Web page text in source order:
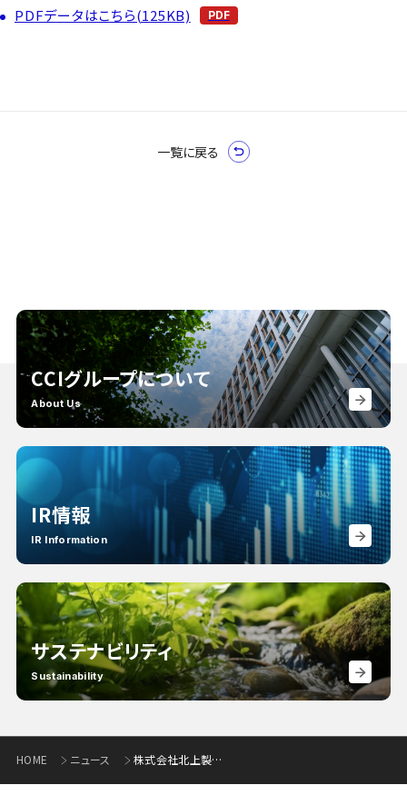
PDFデータはこちら(125KB)
一覧に戻る
CCIグループについて
About Us
IR情報
IR Information
サステナビリティ
Sustainability
HOME ニュース 株式会社北上製作所の新本社工場建設支援について